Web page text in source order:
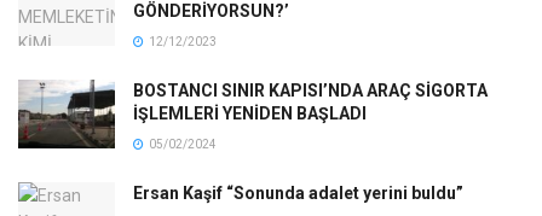
GÖNDERİYORSUN?’
12/12/2023
BOSTANCI SINIR KAPISI’NDA ARAÇ SİGORTA
İŞLEMLERİ YENİDEN BAŞLADI
05/02/2024
Ersan Kaşif “Sonunda adalet yerini buldu”